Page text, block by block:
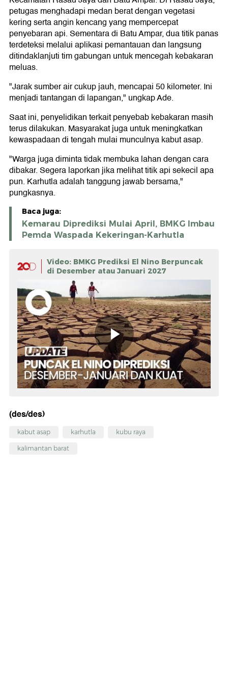
petugas menghadapi medan berat dengan vegetasi
kering serta angin kencang yang mempercepat
penyebaran api. Sementara di Batu Ampar, dua titik panas
terdeteksi melalui aplikasi pemantauan dan langsung
ditindaklanjuti tim gabungan untuk mencegah kebakaran
meluas.
"Jarak sumber air cukup jauh, mencapai 50 kilometer. Ini
menjadi tantangan di lapangan," ungkap Ade.
Saat ini, penyelidikan terkait penyebab kebakaran masih
terus dilakukan. Masyarakat juga untuk meningkatkan
kewaspadaan di tengah mulai munculnya kabut asap.
"Warga juga diminta tidak membuka lahan dengan cara
dibakar. Segera laporkan jika melihat titik api sekecil apa
pun. Karhutla adalah tanggung jawab bersama,"
pungkasnya.
Baca juga:
Kemarau Diprediksi Mulai April, BMKG Imbau
Pemda Waspada Kekeringan-Karhutla
Video: BMKG Prediksi El Nino Berpuncak
di Desember atau Januari 2027
(des/des)
kabut asap karhutla kubu raya
kalimantan barat